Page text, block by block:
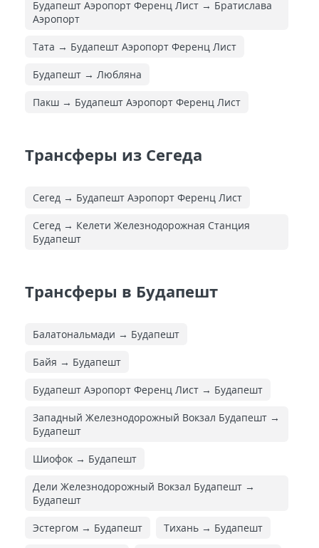
Будапешт Аэропорт Ференц Лист → Братислава
Аэропорт
Тата → Будапешт Аэропорт Ференц Лист
Будапешт → Любляна
Пакш → Будапешт Аэропорт Ференц Лист
Трансферы из Сегеда
Сегед → Будапешт Аэропорт Ференц Лист
Сегед → Келети Железнодорожная Cтанция
Будапешт
Трансферы в Будапешт
Балатональмади → Будапешт
Байя → Будапешт
Будапешт Аэропорт Ференц Лист → Будапешт
Западный Железнодорожный Вокзал Будапешт →
Будапешт
Шиофок → Будапешт
Дели Железнодорожный Вокзал Будапешт →
Будапешт
Эстергом → Будапешт Тихань → Будапешт